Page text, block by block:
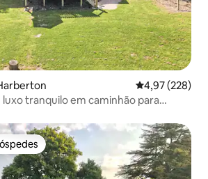
4,97 de uma
4,97 (228)
tranquilo em caminhão para
dos hóspedes